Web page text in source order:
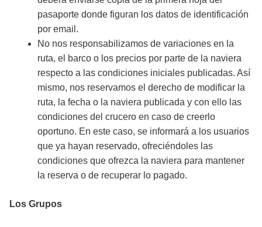
pasaporte donde figuran los datos de identificación
por email.
No nos responsabilizamos de variaciones en la
ruta, el barco o los precios por parte de la naviera
respecto a las condiciones iniciales publicadas. Así
mismo, nos reservamos el derecho de modificar la
ruta, la fecha o la naviera publicada y con ello las
condiciones del crucero en caso de creerlo
oportuno. En este caso, se informará a los usuarios
que ya hayan reservado, ofreciéndoles las
condiciones que ofrezca la naviera para mantener
la reserva o de recuperar lo pagado.
Los Grupos